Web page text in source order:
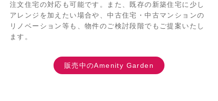
注文住宅の対応も可能です。また、既存の新築住宅に少し
アレンジを加えたい場合や、中古住宅・中古マンションの
リノベーション等も、物件のご検討段階でもご提案いたし
ます。
販売中のAmenity Garden